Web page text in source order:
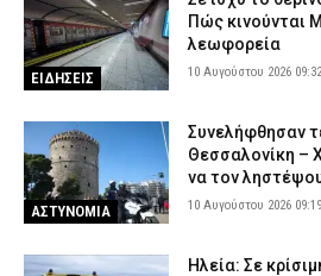
ΕΙΔΗΣΕΙΣ
Πώς κινούνται
λεωφορεία
10 Αυγούστου 2026
ΑΣΤΥΝΟΜΙΑ
Συνελήφθησαν
Θεσσαλονίκη –
να τον
10 Αυγούστου 2026 09:19
Ηλεία: Σε